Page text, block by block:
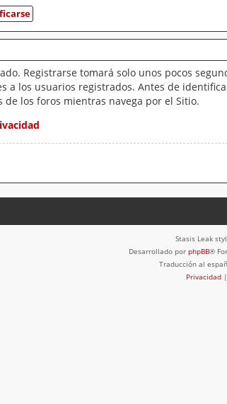
Registrarse tomará solo unos pocos
a los usuarios registrados. Antes de
de los foros mientras navega por el Sitio.
Stasis Leak
Desarrollado por phpBB®
Traducción al
Privacidad |